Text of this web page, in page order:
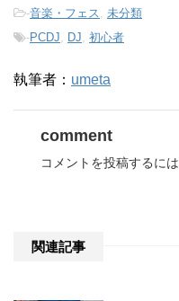
-音楽・フェス
未分類
-PCDJ DJ 初心者
執筆者： umeta
comment
コメントを投稿するには
関連記事